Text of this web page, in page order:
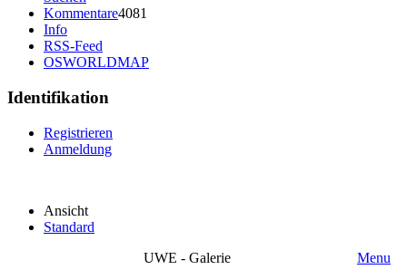
Kommentare4081
Info
RSS-Feed
OSWORLDMAP
Identifikation
Registrieren
Anmeldung
Ansicht
Standard
UWE - Galerie
Menu